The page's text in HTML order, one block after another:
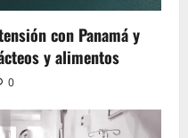
con Panamá y
y alimentos
0